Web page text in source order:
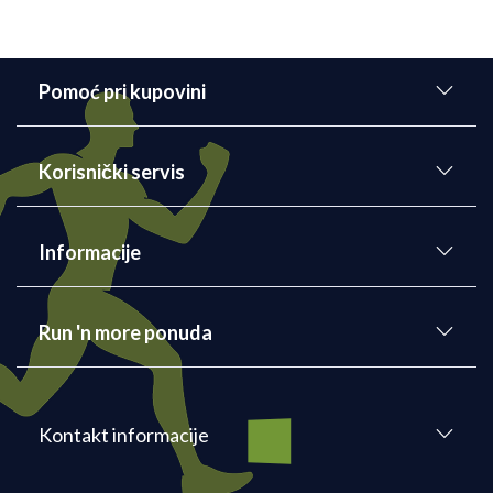
Pomoć pri kupovini
Korisnički servis
Informacije
Run 'n more ponuda
Kontakt informacije